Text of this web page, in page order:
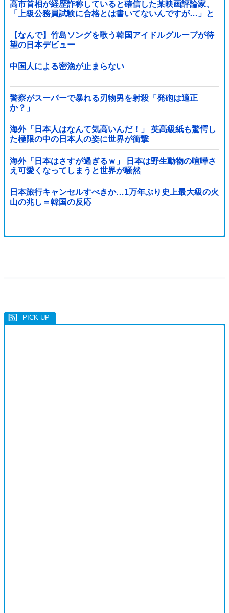
高市首相が経歴詐称していると確信した某映画評論家、
「上級公務員試験に合格とは書いてないんですが…」と
ツッコミを受けまくり……
【なんで】竹島ソングを歌う韓国アイドルグループが待
望の日本デビュー
中国人による密漁が止まらない
警察がスーパーで暴れる刃物男を射殺「発砲は適正
か？」
海外「日本人はなんて気高いんだ！」 英高級紙も驚愕し
た極限の中の日本人の姿に世界が衝撃
海外「日本はさすが過ぎるｗ」 日本は野生動物の喧嘩さ
え可愛くなってしまうと世界が騒然
日本旅行キャンセルすべきか…1万年ぶり史上最大級の火
山の兆し＝韓国の反応